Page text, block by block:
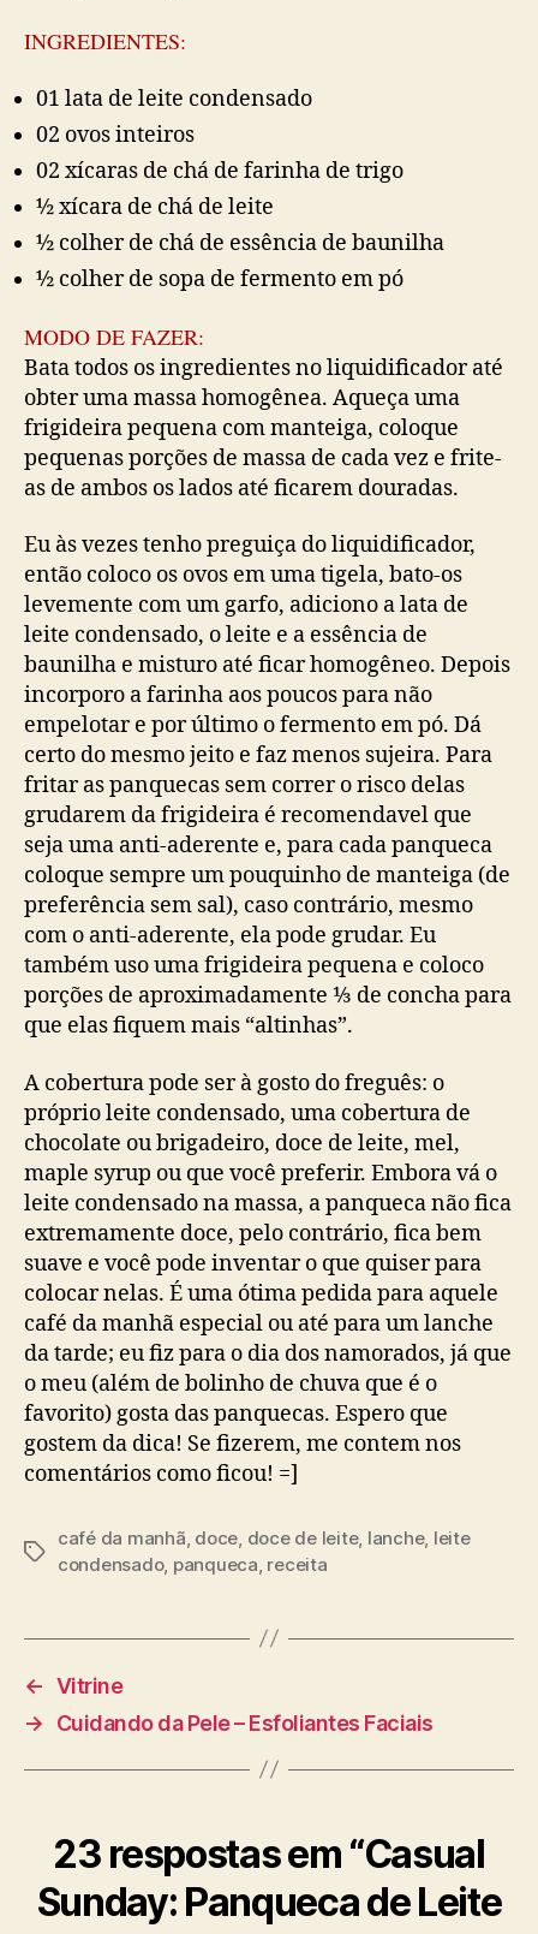
INGREDIENTES:
01 lata de leite condensado
02 ovos inteiros
02 xícaras de chá de farinha de trigo
½ xícara de chá de leite
½ colher de chá de essência de baunilha
½ colher de sopa de fermento em pó
MODO DE FAZER:
Bata todos os ingredientes no liquidificador até
obter uma massa homogênea. Aqueça uma
frigideira pequena com manteiga, coloque
pequenas porções de massa de cada vez e frite-
as de ambos os lados até ficarem douradas.
Eu às vezes tenho preguiça do liquidificador,
então coloco os ovos em uma tigela, bato-os
levemente com um garfo, adiciono a lata de
leite condensado, o leite e a essência de
baunilha e misturo até ficar homogêneo. Depois
incorporo a farinha aos poucos para não
empelotar e por último o fermento em pó. Dá
certo do mesmo jeito e faz menos sujeira. Para
fritar as panquecas sem correr o risco delas
grudarem da frigideira é recomendavel que
seja uma anti-aderente e, para cada panqueca
coloque sempre um pouquinho de manteiga (de
preferência sem sal), caso contrário, mesmo
com o anti-aderente, ela pode grudar. Eu
também uso uma frigideira pequena e coloco
porções de aproximadamente ⅓ de concha para
que elas fiquem mais “altinhas”.
A cobertura pode ser à gosto do freguês: o
próprio leite condensado, uma cobertura de
chocolate ou brigadeiro, doce de leite, mel,
maple syrup ou que você preferir. Embora vá o
leite condensado na massa, a panqueca não fica
extremamente doce, pelo contrário, fica bem
suave e você pode inventar o que quiser para
colocar nelas. É uma ótima pedida para aquele
café da manhã especial ou até para um lanche
da tarde; eu fiz para o dia dos namorados, já que
o meu (além de bolinho de chuva que é o
favorito) gosta das panquecas. Espero que
gostem da dica! Se fizerem, me contem nos
comentários como ficou! =]
Tags
café da manhã doce doce de leite, lanche, leite
condensado, panqueca receita
← Vitrine
→
Cuidando da Pele – Esfoliantes Faciais
23 respostas em “Casual
Sunday: Panqueca de Leite